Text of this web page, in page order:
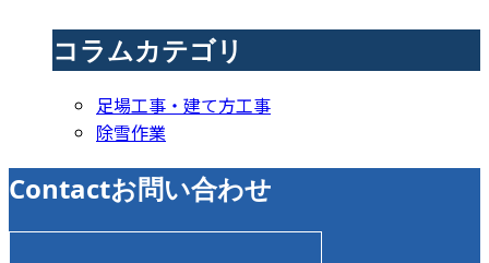
コラムカテゴリ
足場工事・建て方工事
除雪作業
Contactお問い合わせ